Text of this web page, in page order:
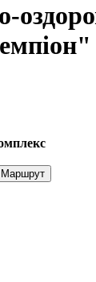
Маршрут